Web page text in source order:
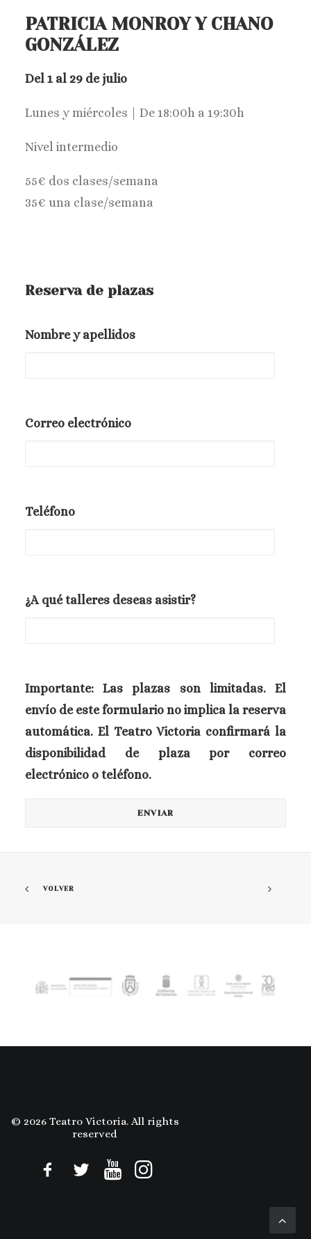
PATRICIA MONROY Y CHANO
GONZÁLEZ
Del 1 al 29 de julio
Lunes y miércoles | De 18:00h a 19:30h
Nivel intermedio
55€ dos clases/semana
35€ una clase/semana
Reserva de plazas
Nombre y apellidos
Correo electrónico
Teléfono
¿A qué talleres deseas asistir?
Importante: Las plazas son limitadas. El
envío de este formulario no implica la reserva
automática. El Teatro Victoria confirmará la
disponibilidad de plaza por correo
electrónico o teléfono.
VOLVER
© 2026 Teatro Victoria. All rights
reserved